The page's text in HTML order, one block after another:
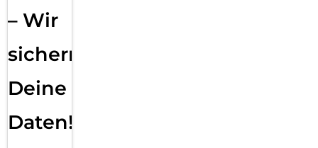
– Wir
sichern
Deine
Daten!